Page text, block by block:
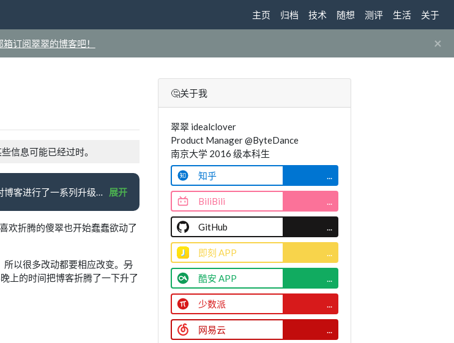
主页 归档 技术 随想 测评 生活 关于
箱订阅翠翠的博客吧！ ×
信息可能已经过时。
本文主要介绍了作者在博客主题 handsome 更新后，对博客进行了一系列升级和优化。包括启用新特性、增加下雪特效、重写侧边栏顺序和图标、优化友链页面结构等。同时，作者也分享了自己在升级过程中感受到的代码能力提高和对计算机知识宽度的拓展。 展开
欢折腾的傻翠也开始蠢蠢欲动了
所以很多改动都要相应改变。 另
上的时间把博客折腾了一下升了
🤔关于我
翠翠 idealclover
Product Manager @ByteDance
南京大学 2016 级本科生
知乎
...
BiliBili ...
GitHub ...
即刻 APP ...
酷安 APP ...
少数派 ...
网易云 ...